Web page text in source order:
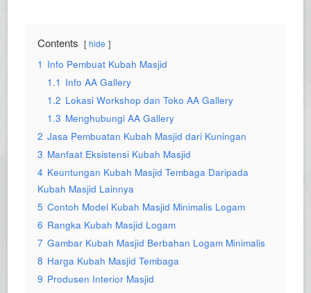
Contents hide
1 Info Pembuat Kubah Masjid
1.1 Info AA Gallery
1.2 Lokasi Workshop dan Toko AA Gallery
1.3 Menghubungi AA Gallery
2 Jasa Pembuatan Kubah Masjid dari Kuningan
3 Manfaat Eksistensi Kubah Masjid
4 Keuntungan Kubah Masjid Tembaga Daripada
Kubah Masjid Lainnya
5 Contoh Model Kubah Masjid Minimalis Logam
6 Rangka Kubah Masjid Logam
7 Gambar Kubah Masjid Berbahan Logam Minimalis
8 Harga Kubah Masjid Tembaga
9 Produsen Interior Masjid